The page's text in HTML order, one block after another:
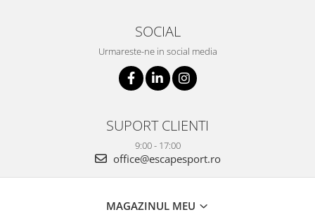
SOCIAL
Urmareste-ne in social media
SUPORT CLIENTI
9:00 - 17:00
office@escapesport.ro
MAGAZINUL MEU